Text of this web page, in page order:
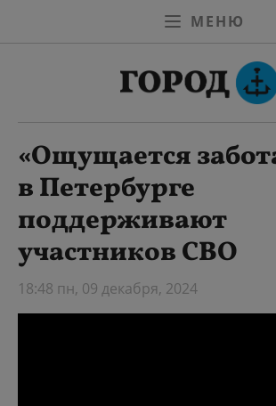
МЕНЮ
«Ощущается
в Петербурге
поддерживают
участников СВО
18:48 пн, 09 декабря, 2024